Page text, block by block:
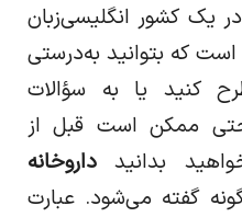
یک کشور انگلیسی‌زبان
که بتوانید به‌درستی
کنید یا به سؤالات
ممکن است قبل از
بدانید داروخانه
گفته می‌شود. عبارت